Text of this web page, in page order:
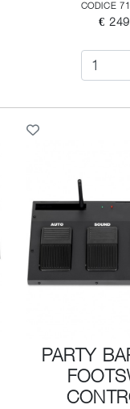
CODICE
€
PARTY